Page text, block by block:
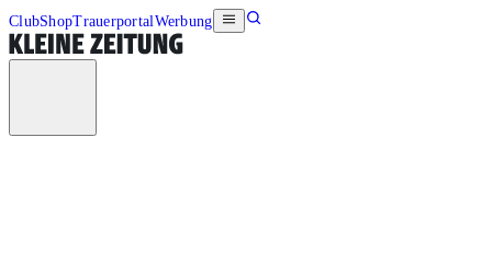
ClubShopTrauerportalWerbung